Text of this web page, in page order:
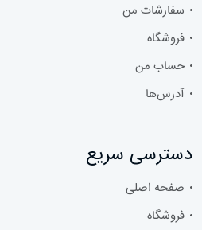
سفارشات من
فروشگاه
حساب من
آدرس‌ها
دسترسی سریع
صفحه اصلی
فروشگاه